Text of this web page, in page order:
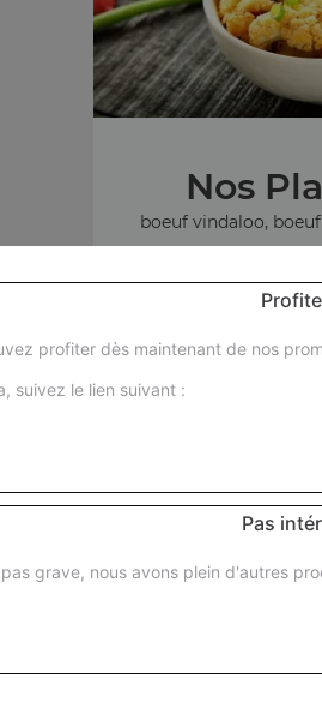
Nos
boeuf vindaloo,
Nos
profiter dès maintenant de nos
suivez le lien suivant :
Pas
grave, nous avons plein d'autres